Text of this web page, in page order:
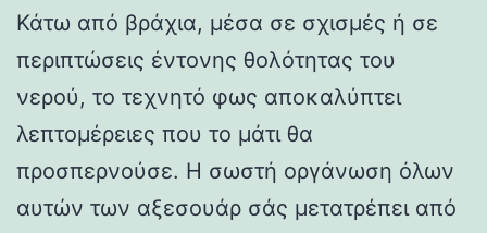
Κάτω από βράχια, μέσα σε σχισμές ή σε
περιπτώσεις έντονης θολότητας του
νερού, το τεχνητό φως αποκαλύπτει
λεπτομέρειες που το μάτι θα
προσπερνούσε. Η σωστή οργάνωση όλων
αυτών των αξεσουάρ σάς μετατρέπει από